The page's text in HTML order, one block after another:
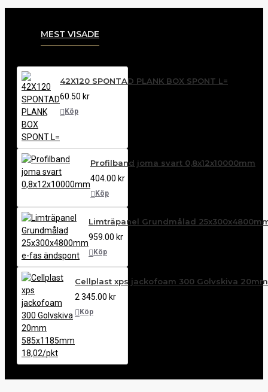
MEST VISADE
42X120 SPONTAD PLANK BOX SPONT L=
60.50 kr
Köp
Profilband joma svart 0,8x12x10000mm
404.00 kr
Köp
Limträpanel Grundmålad
959.00 kr
Köp
Cellplast xps jackofoam 300 Golvskiva 20mm
2 345.00 kr
Köp